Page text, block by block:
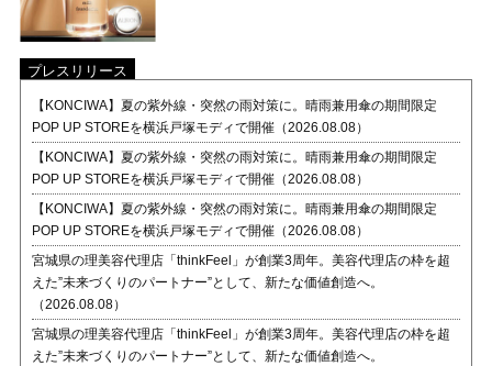
プレスリリース
【KONCIWA】夏の紫外線・突然の雨対策に。晴雨兼用傘の期間限定
POP UP STOREを横浜戸塚モディで開催（2026.08.08）
【KONCIWA】夏の紫外線・突然の雨対策に。晴雨兼用傘の期間限定
POP UP STOREを横浜戸塚モディで開催（2026.08.08）
【KONCIWA】夏の紫外線・突然の雨対策に。晴雨兼用傘の期間限定
POP UP STOREを横浜戸塚モディで開催（2026.08.08）
宮城県の理美容代理店「thinkFeel」が創業3周年。美容代理店の枠を超
えた”未来づくりのパートナー”として、新たな価値創造へ。
（2026.08.08）
宮城県の理美容代理店「thinkFeel」が創業3周年。美容代理店の枠を超
えた”未来づくりのパートナー”として、新たな価値創造へ。